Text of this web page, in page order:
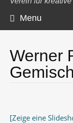
Menu
Werner
[Zeige eine